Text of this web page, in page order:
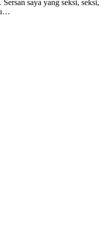
saya yang seksi, seksi,